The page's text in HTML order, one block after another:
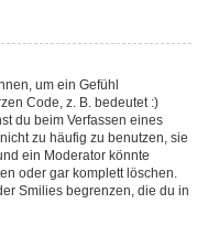
um ein Gefühl
Code, z. B. bedeutet :)
du beim Verfassen eines
zu häufig zu benutzen, sie
ein Moderator könnte
oder gar komplett löschen.
Smilies begrenzen, die du in